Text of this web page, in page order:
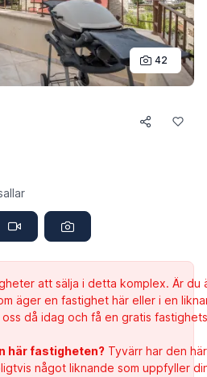
42
att sälja i detta komplex. Är du
äger en fastighet här eller i en
då idag och få en gratis
här fastigheten? Tyvärr har den
något liknande som uppfyller